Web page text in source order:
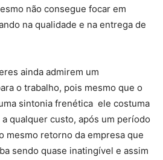
não consegue focar em
na qualidade e na entrega de
ainda admirem um
o trabalho, pois mesmo que o
sintonia frenética ele costuma
qualquer custo, após um período
mesmo retorno da empresa que
sendo quase inatingível e assim